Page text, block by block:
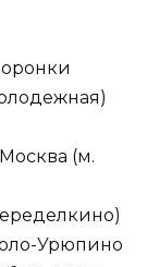
(м.
Урюпино